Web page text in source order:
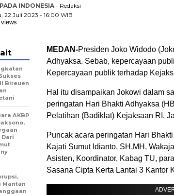
INDONESIA- Redaksi
22 Juli 2023 - 16:00 WIB
MEDAN-Presiden Joko Widodo
Adhyaksa. Sebab, kepercayaan
Kepercayaan publik terhadap
Hal itu disampaikan Jokowi dalam
peringatan Hari Bhakti Adhyaksa
Pelatihan (Badiklat) Kejaksaan RI,
Puncak acara peringatan Hari
Kajati Sumut Idianto, SH,MH,
Asisten, Koordinator, Kabag TU,
Sasana Cipta Kerta Lantai 3 Kantor
Bireuen
AKBP
Mantan